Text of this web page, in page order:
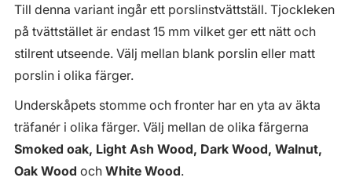
Till denna variant ingår ett porslinstvättställ. Tjockleken
på tvättstället är endast 15 mm vilket ger ett nätt och
stilrent utseende. Välj mellan blank porslin eller matt
porslin i olika färger.
Underskåpets stomme och fronter har en yta av äkta
träfanér i olika färger. Välj mellan de olika färgerna
Smoked oak, Light Ash Wood, Dark Wood, Walnut,
Oak Wood och White Wood.